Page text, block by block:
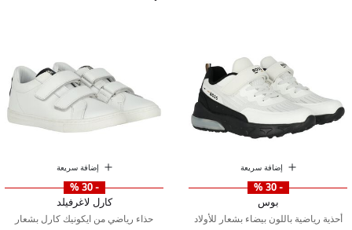
إضافة سريعة
- 30 %
بوس
أحذية رياضية باللون بيضاء بشعار للأولاد
إضافة سريعة
- 30 %
كارل لاغرفيلد
حذاء رياضي من ايكونيك كارل بشعار